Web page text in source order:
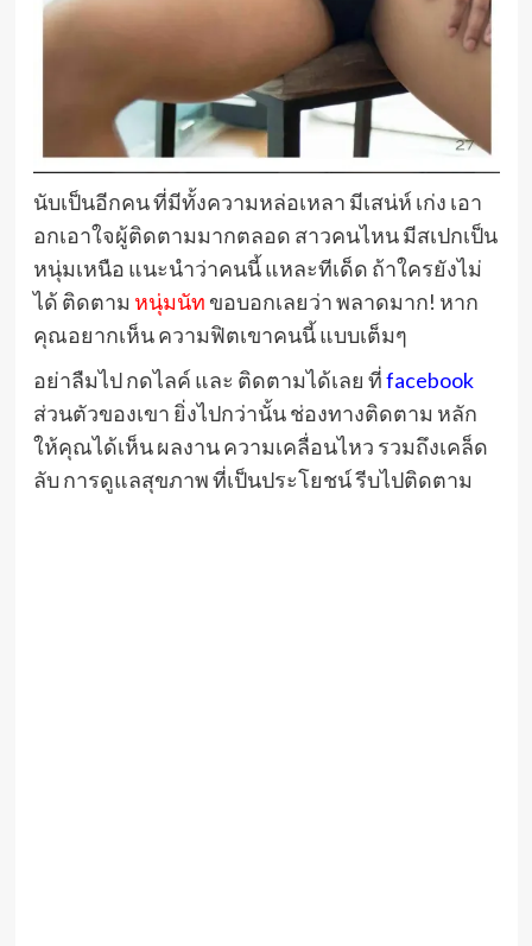
นับเป็นอีกคน ที่มีทั้งความหล่อเหลา มีเสน่ห์ เก่ง เอา
อกเอาใจผู้ติดตามมากตลอด สาวคนไหน มีสเปกเป็น
หนุ่มเหนือ แนะนำว่าคนนี้ แหละทีเด็ด ถ้าใครยังไม่
ได้ ติดตาม หนุ่มนัท ขอบอกเลยว่า พลาดมาก! หาก
คุณอยากเห็น ความฟิตเขาคนนี้ แบบเต็มๆ
อย่าลืมไป กดไลค์ และ ติดตามได้เลย ที่facebook
ส่วนตัวของเขา ยิ่งไปกว่านั้น ช่องทางติดตาม หลัก
ให้คุณได้เห็น ผลงาน ความเคลื่อนไหว รวมถึงเคล็ด
ลับ การดูแลสุขภาพ ที่เป็นประโยชน์ รีบไปติดตาม